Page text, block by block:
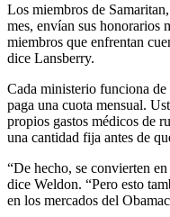
Los miembros de
mes, envían sus honorarios
miembros que enfrentan
dice Lansberry.
Cada ministerio funciona de
paga una cuota mensual.
propios gastos médicos de
una cantidad fija antes de
“De hecho, se convierten
dice Weldon. “Pero esto
en los mercados del